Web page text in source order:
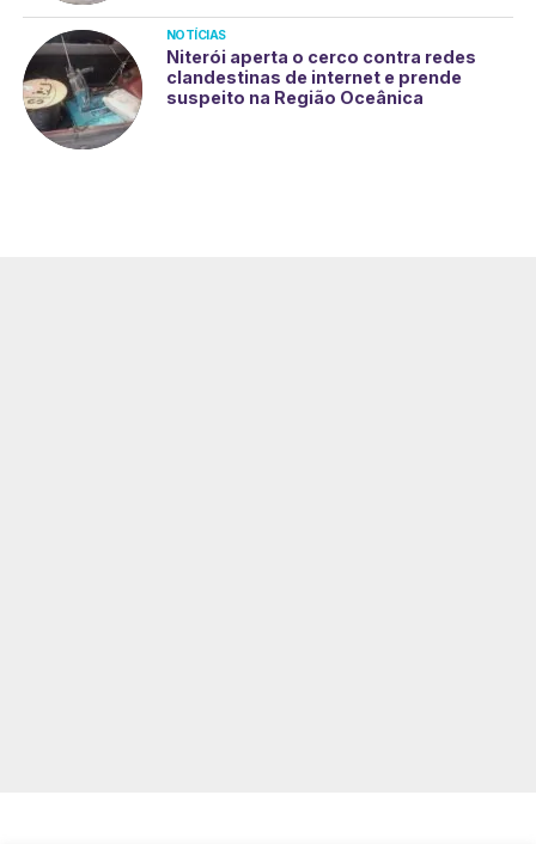
NOTÍCIAS
Niterói aperta o cerco contra redes
clandestinas de internet e prende
suspeito na Região Oceânica